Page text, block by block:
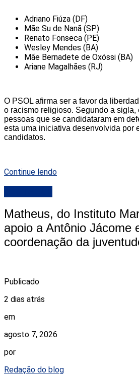
Adriano Fiúza (DF)
Mãe Su de Nanã (SP)
Renato Fonseca (PE)
Wesley Mendes (BA)
Mãe Bernadete de Oxóssi (BA)
Ariane Magalhães (RJ)
O PSOL afirma ser a favor da
o racismo religioso. Segundo a sigla,
pessoas que se candidataram em
esta uma iniciativa desenvolvida por
candidatos.
Continue lendo
Matheus, do Instituto
apoio a Antônio Jácome
coordenação da
Publicado
2 dias atrás
em
agosto 7, 2026
por
Redação do blog